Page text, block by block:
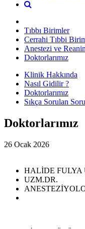
Tıbbı Birimler
Cerrahi Tıbbi
Anestezi ve
Doktorlarımız
Klinik Hakkında
Nasıl Gidilir ?
Doktorlarımız
Sıkça Sorulan
Doktorlarımız
26 Ocak 2026
HALİDE FULYA
UZM.DR.